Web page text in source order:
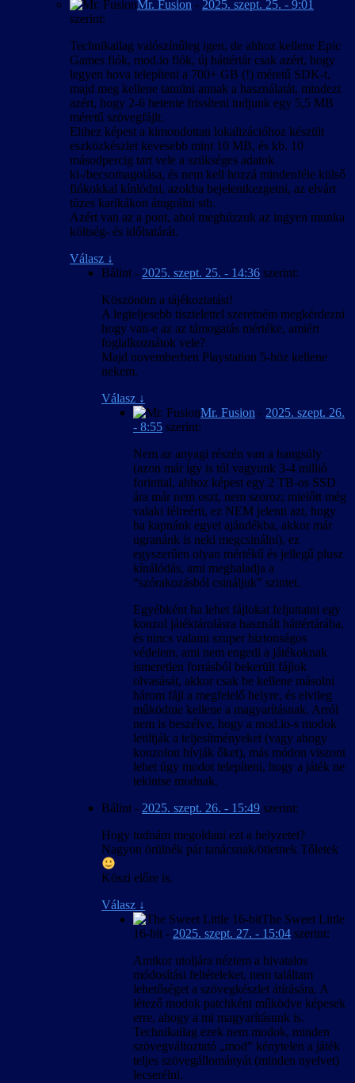
Mr. Fusion - 2025. szept. 25. - 9:01
szerint:
Technikailag valószínűleg igen, de ahhoz kellene Epic
Games fiók, mod.io fiók, új háttértár csak azért, hogy
legyen hova telepíteni a 700+ GB (!) méretű SDK-t,
majd meg kellene tanulni annak a használatát, mindezt
azért, hogy 2-6 hetente frissíteni tudjunk egy 5,5 MB
méretű szövegfájlt.
Ehhez képest a kimondottan lokalizációhoz készült
eszközkészlet kevesebb mint 10 MB, és kb. 10
másodpercig tart vele a szükséges adatok
ki-/becsomagolása, és nem kell hozzá mindenféle külső
fiókokkal kínlódni, azokba bejelentkezgetni, az elvárt
tüzes karikákon átugrálni stb.
Azért van az a pont, ahol meghúzzuk az ingyen munka
költség- és időhatárát.
Válasz ↓
Bálint - 2025. szept. 25. - 14:36 szerint:
Köszönöm a tájékoztatást!
A legteljesebb tisztelettel szeretném megkérdezni
hogy van-e az az támogatás mértéke, amiért
foglalkoznátok vele?
Majd novemberben Playstation 5-höz kellene
nekem.
Válasz ↓
Mr. Fusion - 2025. szept. 26.
- 8:55 szerint:
Nem az anyagi részén van a hangsúly
(azon már így is túl vagyunk 3-4 millió
forinttal, ahhoz képest egy 2 TB-os SSD
ára már nem oszt, nem szoroz; mielőtt még
valaki félreérti, ez NEM jelenti azt, hogy
ha kapnánk egyet ajándékba, akkor már
ugranánk is neki megcsinálni), ez
egyszerűen olyan mértékű és jellegű plusz
kínálódás, ami meghaladja a
“szórakozásból csináljuk” szintet.
Egyébként ha lehet fájlokat feljuttatni egy
konzol játéktárolásra használt háttértárába,
és nincs valami szuper biztonságos
védelem, ami nem engedi a játékoknak
ismeretlen forrásból bekerült fájlok
olvasását, akkor csak be kellene másolni
három fájl a megfelelő helyre, és elvileg
működnie kellene a magyarításnak. Arról
nem is beszélve, hogy a mod.io-s modok
letiltják a teljesítményeket (vagy ahogy
konzolon hívják őket), más módon viszont
lehet úgy modot telepíteni, hogy a játék ne
tekintse modnak.
Bálint - 2025. szept. 26. - 15:49 szerint:
Hogy tudnám megoldani ezt a helyzetet?
Nagyon örülnék pár tanácsnak/ötletnek Tőletek
Köszi előre is.
Válasz ↓
The Sweet Little
16-bit - 2025. szept. 27. - 15:04 szerint:
Amikor utoljára néztem a hivatalos
módosítási feltételeket, nem találtam
lehetőséget a szövegkészlet átírására. A
létező modok patchként működve képesek
erre, ahogy a mi magyarításunk is.
Technikailag ezek nem modok, minden
szövegváltoztató „mod” kénytelen a játék
teljes szövegállományát (minden nyelvet)
lecserélni.